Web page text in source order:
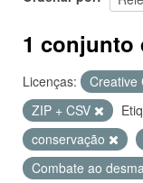
1 conjunto
Licenças: Creative
ZIP + CSV
conservação
Combate ao